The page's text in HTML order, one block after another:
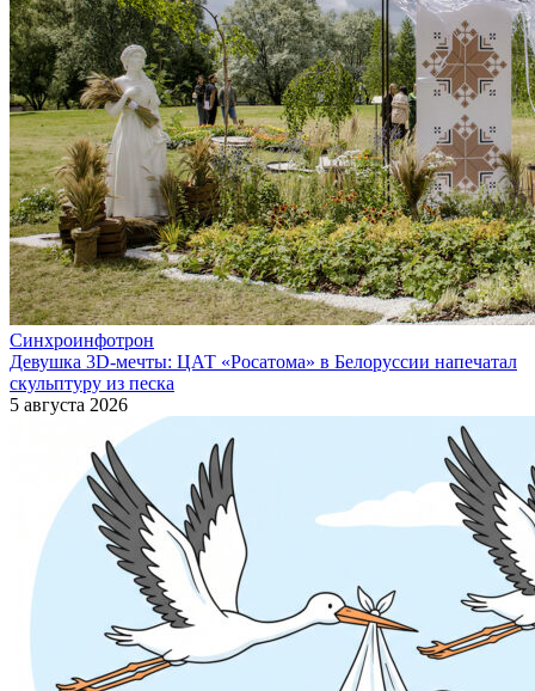
Синхроинфотрон
Девушка 3D-мечты: ЦАТ «Росатома» в Белоруссии напечатал
скульптуру из песка
5 августа 2026